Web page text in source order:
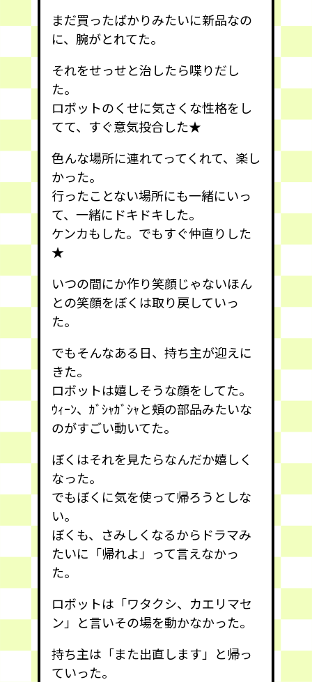
まだ買ったばかりみたいに新品なの
に、腕がとれてた。
それをせっせと治したら喋りだし
た。
ロボットのくせに気さくな性格をし
てて、すぐ意気投合した★
色んな場所に連れてってくれて、楽し
かった。
行ったことない場所にも一緒にいっ
て、一緒にドキドキした。
ケンカもした。でもすぐ仲直りした
★
いつの間にか作り笑顔じゃないほん
との笑顔をぼくは取り戻していっ
た。
でもそんなある日、持ち主が迎えに
きた。
ロボットは嬉しそうな顔をしてた。
ｳｨｰﾝ、ｶﾞｼｬｶﾞｼｬと頬の部品みたいな
のがすごい動いてた。
ぼくはそれを見たらなんだか嬉しく
なった。
でもぼくに気を使って帰ろうとしな
い。
ぼくも、さみしくなるからドラマみ
たいに「帰れよ」って言えなかっ
た。
ロボットは「ワタクシ、カエリマセ
ン」と言いその場を動かなかった。
持ち主は「また出直します」と帰っ
ていった。